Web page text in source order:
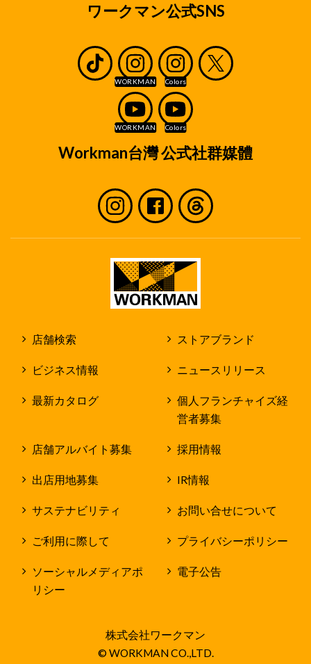
ワークマン公式SNS
Workman台灣 公式社群媒體
店舗検索 ストアブランド
ビジネス情報 ニュースリリース
最新カタログ
個人フランチャイズ経
営者募集
店舗アルバイト募集 採用情報
出店用地募集 IR情報
サステナビリティ お問い合せについて
ご利用に際して プライバシーポリシー
ソーシャルメディアポ
リシー
電子公告
株式会社ワークマン
© WORKMAN CO.,LTD.